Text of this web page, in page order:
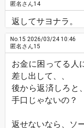
匿名さん14
返してサヨナラ。
No.15 2026/03/24 10:46
匿名さん15
お金に困ってる人
差し出して、、
後から返済しろと
手口じゃないの？
返せないなら、ソ